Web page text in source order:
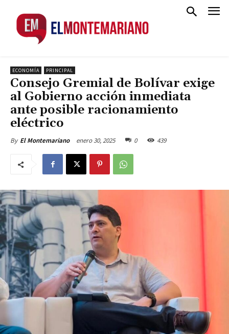
ECONOMÍA PRINCIPAL
Consejo Gremial de Bolívar exige
al Gobierno acción inmediata
ante posible racionamiento
eléctrico
By El Montemariano enero 30, 2025 0 439